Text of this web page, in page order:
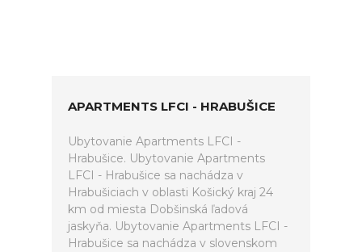
APARTMENTS LFCI - HRABUŠICE
Ubytovanie Apartments LFCI -
Hrabušice. Ubytovanie Apartments
LFCI - Hrabušice sa nachádza v
Hrabušiciach v oblasti Košický kraj 24
km od miesta Dobšinská ľadová
jaskyňa. Ubytovanie Apartments LFCI -
Hrabušice sa nachádza v slovenskom